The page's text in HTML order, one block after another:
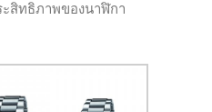
สิทธิภาพของนาฬิกา